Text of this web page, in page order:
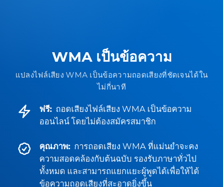
WMA เป็นข้อความ
แปลงไฟล์เสียง WMA เป็นข้อความถอดเสียงที่ชัดเจนได้ใน
ไม่กี่นาที
ฟรี: ถอดเสียงไฟล์เสียง WMA เป็นข้อความ
ออนไลน์ โดยไม่ต้องสมัครสมาชิก
คุณภาพ: การถอดเสียง WMA ที่แม่นยำจะคง
ความสอดคล้องกับต้นฉบับ รองรับภาษาทั่วไป
ทั้งหมด และสามารถแยกแยะผู้พูดได้เพื่อให้ได้
ข้อความถอดเสียงที่สะอาดยิ่งขึ้น